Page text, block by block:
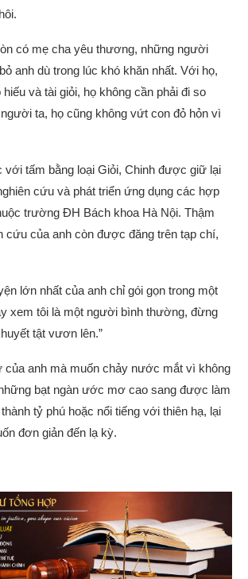
có mẹ cha yêu thương, những người
anh dù trong lúc khó khăn nhất. Với họ,
và tài giỏi, họ không cần phải đi so
ta, họ cũng không vứt con đỏ hỏn vì
với tấm bằng loại Giỏi, Chinh được giữ lại
cứu và phát triển ứng dụng các hợp
trường ĐH Bách khoa Hà Nội. Thậm
cứu của anh còn được đăng trên tạp chí,
lớn nhất của anh chỉ gói gọn trong một
xem tôi là một người bình thường, đừng
tật vươn lên.”
của anh mà muốn chảy nước mắt vì không
bạt ngàn ước mơ cao sang được làm
tỷ phú hoặc nổi tiếng với thiên hạ, lại
đơn giản đến lạ kỳ.